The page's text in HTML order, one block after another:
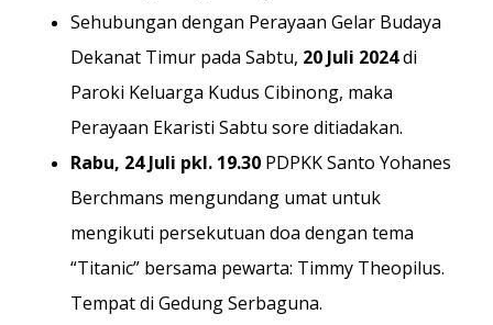
Sehubungan dengan Perayaan Gelar Budaya
Dekanat Timur pada Sabtu, 20 Juli 2024di
Paroki Keluarga Kudus Cibinong, maka
Perayaan Ekaristi Sabtu sore ditiadakan.
Rabu, 24 Juli pkl. 19.30 PDPKK Santo Yohanes
Berchmans mengundang umat untuk
mengikuti persekutuan doa dengan tema
“Titanic” bersama pewarta: Timmy Theopilus.
Tempat di Gedung Serbaguna.